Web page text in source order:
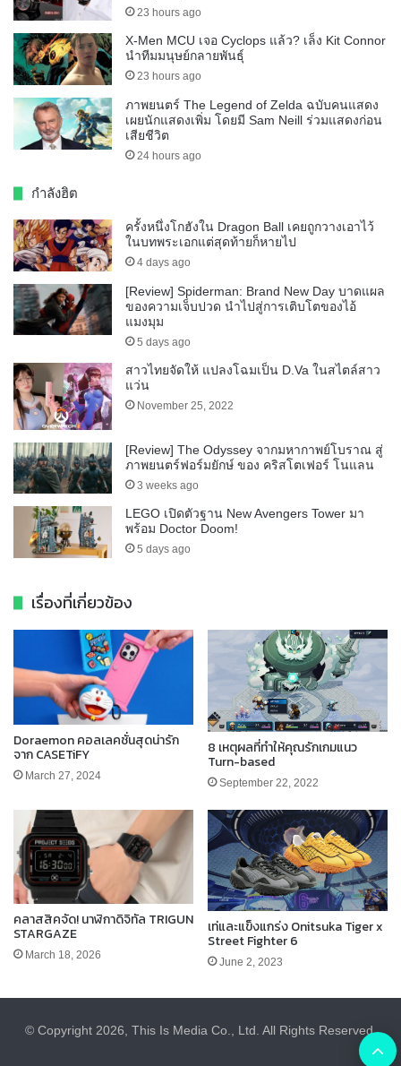
23 hours ago
X-Men MCU เจอ Cyclops แล้ว? เล็ง Kit Connor
นำทีมมนุษย์กลายพันธุ์
23 hours ago
ภาพยนตร์ The Legend of Zelda ฉบับคนแสดง
เผยนักแสดงเพิ่ม โดยมี Sam Neill ร่วมแสดงก่อน
เสียชีวิต
24 hours ago
กำลังฮิต
ครั้งหนึ่งโกฮังใน Dragon Ball เคยถูกวางเอาไว้
ในบทพระเอกแต่สุดท้ายก็หายไป
4 days ago
[Review] Spiderman: Brand New Day บาดแผล
ของความเจ็บปวด นำไปสู่การเติบโตของไอ้
แมงมุม
5 days ago
สาวไทยจัดให้ แปลงโฉมเป็น D.Va ในสไตล์สาว
แว่น
November 25, 2022
[Review] The Odyssey จากมหากาพย์โบราณ สู่
ภาพยนตร์ฟอร์มยักษ์ ของ คริสโตเฟอร์ โนแลน
3 weeks ago
LEGO เปิดตัวฐาน New Avengers Tower มา
พร้อม Doctor Doom!
5 days ago
เรื่องที่เกี่ยวข้อง
Doraemon คอลเลคชั่นสุดน่ารัก
จาก CASETiFY
March 27, 2024
8 เหตุผลที่ทำให้คุณรักเกมแนว
Turn-based
September 22, 2022
คลาสสิคจัด! นาฬิกาดิจิทัล TRIGUN
STARGAZE
March 18, 2026
เท่และแข็งแกร่ง Onitsuka Tiger x
Street Fighter 6
June 2, 2023
© Copyright 2026, This Is Media Co., Ltd. All Rights Reserved.